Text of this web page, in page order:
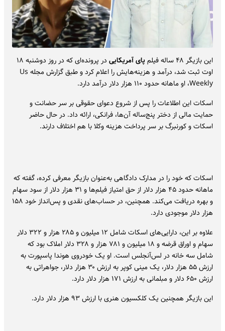
این بازیگر ۴۸ ساله فیلم پای آمریکایی
در پرونده‌ای که در روز دوشنبه ۱۸
اوت ثبت شد، درآمد و هزینه‌هایش را اعلام کرد و طبق گزارش مجله Us
Weekly، او ماهانه حدود ۱۱۰ هزار دلار درآمد دارد.
اسکات این اطلاعات را پس از شروع دعوای حقوقی بر سر حضانت و
حمایت مالی از دختر پنج‌ساله‌ آن‌ها، فرانکی، ارائه داد. در حال حاضر
اسکات و کورنبرگ بر سر پرداخت هزینه وکلا با هم اختلاف دارند.
اسکات که خود را در مدارک دادگاهی به‌عنوان بازیگر معرفی کرده، گفته که
ماهانه حدود ۴۵ هزار دلار از حق امتیاز فیلم‌ها و ۳۱ هزار دلار از سود سهام
و بهره دریافت می‌کند. همچنین، در حساب‌های نقدی و پس‌انداز خود ۱۵۸
هزار دلار موجودی دارد.
علاوه بر این، دارایی‌های اسکات شامل ۱۲ میلیون و ۲۸۵ هزار و ۳۲۲ دلار
سهام و اوراق قرضه و ۱۸ میلیون و ۷۸۱ هزار و ۳۲۸ دلار املاک بود که
شامل سه خانه در لس‌آنجلس است. او یک خودروی هوندا پاسپورت به
ارزش ۵۵ هزار دلار، یک مینی کوپر به ارزش ۳۰ هزار دلار، جواهراتی به
ارزش ۶۵۰ دلار و مبلمانی به ارزش ۱۷۱ هزار دلار دارد.
این بازیگر همچنین یک کلکسیون هنری با ارزش ۹۳ هزار دلار دارد.